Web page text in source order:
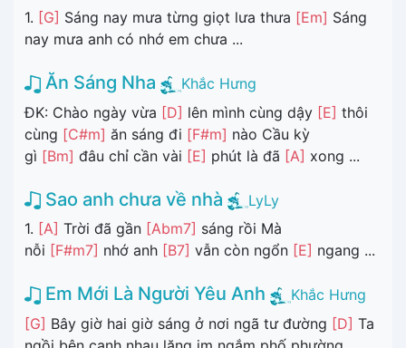
1. [G] Sáng nay mưa từng giọt lưa thưa [Em] Sáng
nay mưa anh có nhớ em chưa ...
Ăn Sáng Nha
Khắc Hưng
ĐK: Chào ngày vừa [D] lên mình cùng dậy [E] thôi
cùng [C#m] ăn sáng đi [F#m] nào Cầu kỳ
gì [Bm] đâu chỉ cần vài [E] phút là đã [A] xong ...
Sao anh chưa về nhà
LyLy
1. [A] Trời đã gần [Abm7] sáng rồi Mà
nỗi [F#m7] nhớ anh [B7] vẫn còn ngổn [E] ngang ...
Em Mới Là Người Yêu Anh
Khắc Hưng
[G] Bây giờ hai giờ sáng ở nơi ngã tư đường [D] Ta